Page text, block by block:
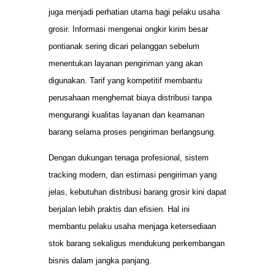
juga menjadi perhatian utama bagi pelaku usaha
grosir. Informasi mengenai ongkir kirim besar
pontianak sering dicari pelanggan sebelum
menentukan layanan pengiriman yang akan
digunakan. Tarif yang kompetitif membantu
perusahaan menghemat biaya distribusi tanpa
mengurangi kualitas layanan dan keamanan
barang selama proses pengiriman berlangsung.
Dengan dukungan tenaga profesional, sistem
tracking modern, dan estimasi pengiriman yang
jelas, kebutuhan distribusi barang grosir kini dapat
berjalan lebih praktis dan efisien. Hal ini
membantu pelaku usaha menjaga ketersediaan
stok barang sekaligus mendukung perkembangan
bisnis dalam jangka panjang.